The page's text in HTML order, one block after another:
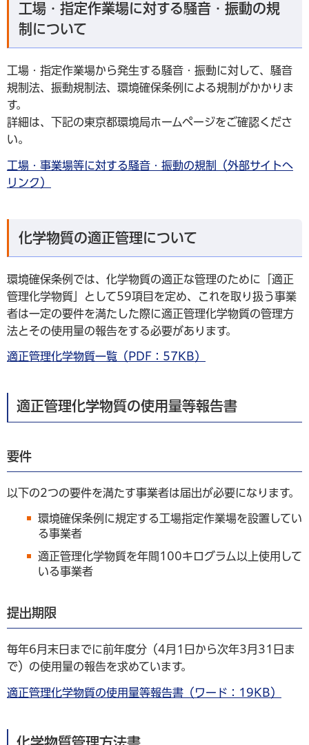
工場・指定作業場に対する騒音・振動の規
制について
工場・指定作業場から発生する騒音・振動に対して、騒音
規制法、振動規制法、環境確保条例による規制がかかりま
す。
詳細は、下記の東京都環境局ホームページをご確認くださ
い。
工場・事業場等に対する騒音・振動の規制（外部サイトへ
リンク）
化学物質の適正管理について
環境確保条例では、化学物質の適正な管理のために「適正
管理化学物質」として59項目を定め、これを取り扱う事業
者は一定の要件を満たした際に適正管理化学物質の管理方
法とその使用量の報告をする必要があります。
適正管理化学物質一覧（PDF：57KB）
適正管理化学物質の使用量等報告書
要件
以下の2つの要件を満たす事業者は届出が必要になります。
環境確保条例に規定する工場指定作業場を設置してい
る事業者
適正管理化学物質を年間100キログラム以上使用して
いる事業者
提出期限
毎年6月末日までに前年度分（4月1日から次年3月31日ま
で）の使用量の報告を求めています。
適正管理化学物質の使用量等報告書（ワード：19KB）